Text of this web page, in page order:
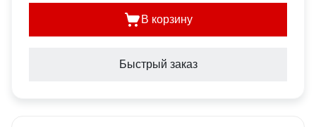
В корзину
Быстрый заказ